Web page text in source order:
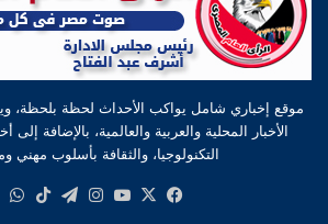
موقع إخباري شامل يواكب الأحداث لحظة بلحظة،
الأخبار المحلية والعربية والعالمية، بالإضافة إلى
التكنولوجيا، والثقافة بأسلوب
فيسبوك
‫X
‫YouTube
انستقرام
تيلقرام